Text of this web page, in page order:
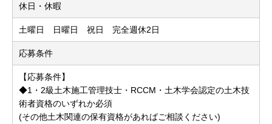
休日・休暇
土曜日 日曜日 祝日 完全週休2日
応募条件
【応募条件】
◆1・2級土木施工管理技士・RCCM・土木学会認定の土木技
術者資格のいずれか必須
(その他土木関連の保有資格があればご相談ください)